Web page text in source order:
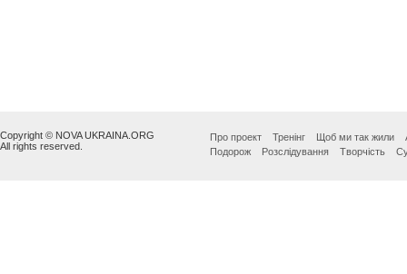
Copyright © NOVA UKRAINA.ORG
All rights reserved.
Про проект Тренінг Щоб ми так жили
Подорож
Розслідування Творчість